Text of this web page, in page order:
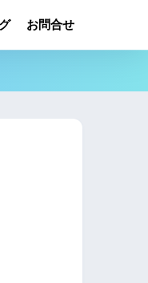
お問合せ